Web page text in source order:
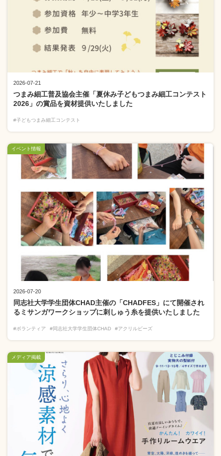
2026-07-21
つまみ細工普及協会主催「夏休み子どもつまみ細工コンテスト
2026」の賞品を資材提供いたしました
#子どもつまみ細工コンテスト
2026-07-20
同志社大学学生団体CHAD主催の「CHADFES」にて開催され
るミサンガワークショップに刺しゅう糸を提供いたしました
#ボランティア #同志社大学学生団体CHAD #アクリルビーズ
イベント情報
メディア掲載